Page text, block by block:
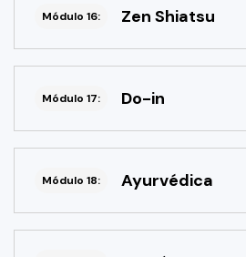
Módulo 16: Zen Shiatsu
Módulo 17: Do-in
Módulo 18: Ayurvédica